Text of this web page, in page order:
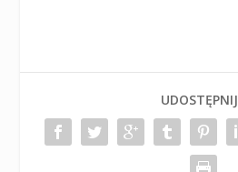
UDOSTĘPNIJ